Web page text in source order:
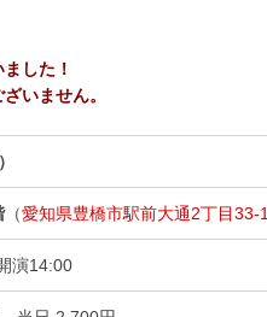
した！
いません。
（愛知県豊橋市駅前大通2丁目33-1
演14:00